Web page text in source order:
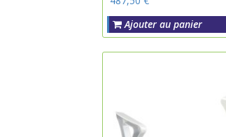
Ajouter au panier